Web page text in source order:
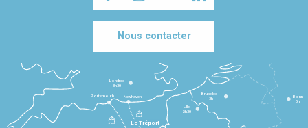
Nous contacter
Le Tréport
Lille
2h30
Bruxelles
3h
Londres
3h30
Newhaven
Portsmouth
Bonn
5h